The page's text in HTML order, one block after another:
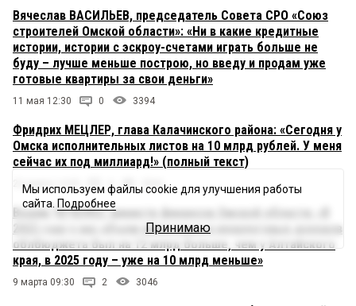
Вячеслав ВАСИЛЬЕВ, председатель Совета СРО «Союз
строителей Омской области»: «Ни в какие кредитные
истории, истории с эскроу-счетами играть больше не
буду – лучше меньше построю, но введу и продам уже
готовые квартиры за свои деньги»
11 мая 12:30 0 3394
Фридрих МЕЦЛЕР, глава Калачинского района: «Сегодня у
Омска исполнительных листов на 10 млрд рублей. У меня
сейчас их под миллиард!» (полный текст)
22 марта 14:00 4
Вадим ЧЕЧЕНКО, министр финансов Омской области: «В
2022 году у нас объем налоговых и неналоговых доходов
облбюджета был на 12 млрд больше, чем у Алтайского
края, в 2025 году – уже на 10 млрд меньше»
9 марта 09:30 2 3046
Мы используем файлы cookie для улучшения работы
сайта. Подробнее
Принимаю